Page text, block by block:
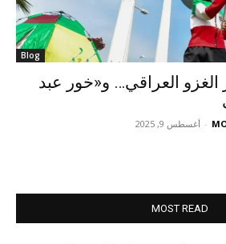
Blog
الغزو العراقي… و«خور عبد
- أغسطس 9, 2025
MOST READ